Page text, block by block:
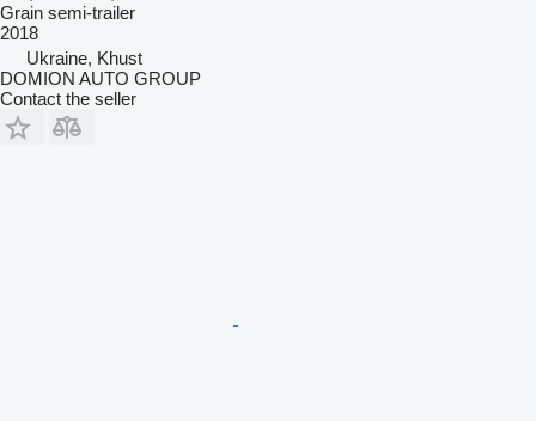
Grain semi-trailer
2018
Ukraine, Khust
DOMION AUTO GROUP
Contact the seller